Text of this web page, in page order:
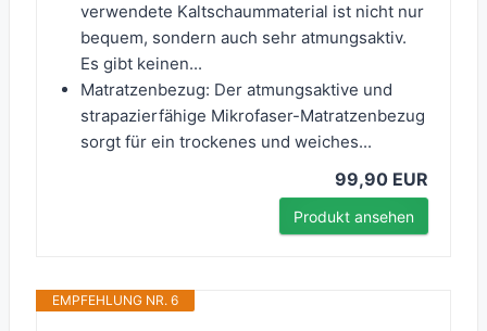
verwendete Kaltschaummaterial ist nicht nur
bequem, sondern auch sehr atmungsaktiv.
Es gibt keinen...
Matratzenbezug: Der atmungsaktive und
strapazierfähige Mikrofaser-Matratzenbezug
sorgt für ein trockenes und weiches...
99,90 EUR
Produkt ansehen
EMPFEHLUNG NR. 6